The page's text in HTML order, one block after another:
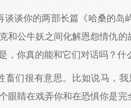
谈谈你的两部长篇《哈桑的岛
和公牛妖之间化解恩怨情仇
，你真的能和它们对话吗？
畜们很有意思。比如说马，
眼睛在戏弄你和在恐惧你是